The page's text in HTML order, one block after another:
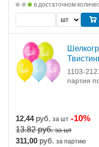
в достаточном
1103-
партия
12,44 руб. за шт -10%
13.82руб. за шт
311,00 руб. за партию